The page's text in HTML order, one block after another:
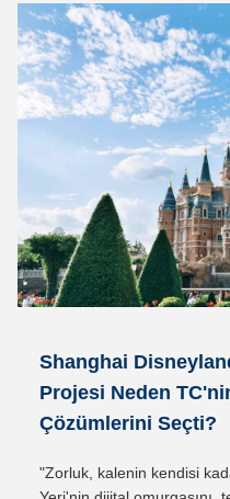
Shanghai
Projesi Neden
Çözümlerini Seçti?
"Zorluk, kalenin kendisi